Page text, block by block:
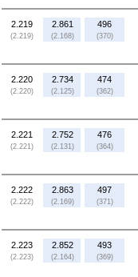
2.219
(2.219)
2.861
(2.168)
496
(370)
2.220
(2.220)
2.734
(2.125)
474
(362)
2.221
(2.221)
2.752
(2.131)
476
(364)
2.222
(2.222)
2.863
(2.169)
497
(371)
2.223
(2.223)
2.852
(2.164)
493
(369)